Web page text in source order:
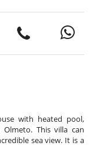
with heated pool,
This villa can
sea view. It is a